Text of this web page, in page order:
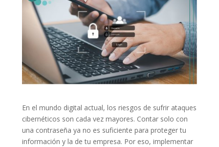
En el mundo digital actual, los riesgos de sufrir ataques
cibernéticos son cada vez mayores. Contar solo con
una contraseña ya no es suficiente para proteger tu
información y la de tu empresa. Por eso, implementar